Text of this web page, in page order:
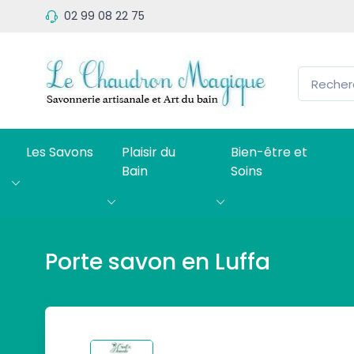
02 99 08 22 75
Les Savons
Plaisir du
Bain
Bien-être et
Soins
Porte savon en Luffa